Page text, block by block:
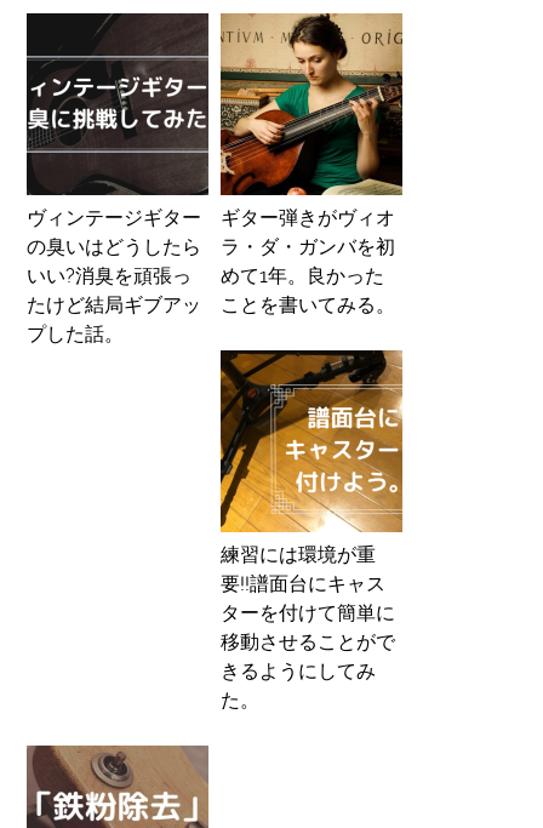
ヴィンテージギター
の臭いはどうしたら
いい?消臭を頑張っ
たけど結局ギブアッ
プした話。
ギター弾きがヴィオ
ラ・ダ・ガンバを初
めて1年。良かった
ことを書いてみる。
練習には環境が重
要!!譜面台にキャス
ターを付けて簡単に
移動させることがで
きるようにしてみ
た。